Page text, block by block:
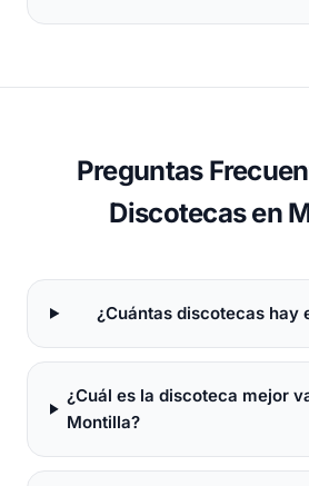
Preguntas
Discotecas en
¿Cuántas discotecas hay
¿Cuál es la discoteca mejor
Montilla?